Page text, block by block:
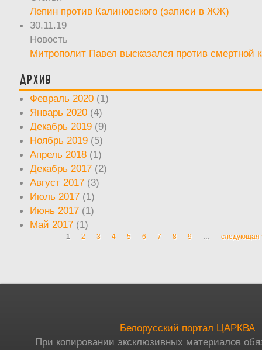
Лепин против Калиновского (записи в ЖЖ)
30.11.19
Новость
Митрополит Павел высказался против смертной
Архив
Февраль 2020 (1)
Январь 2020 (4)
Декабрь 2019 (9)
Ноябрь 2019 (5)
Апрель 2018 (1)
Декабрь 2017 (2)
Август 2017 (3)
Июль 2017 (1)
Июнь 2017 (1)
Май 2017 (1)
Страницы
1 2 3 4 5 6 7 8 9 … следующая
Белорусский портал ЦАРКВА
При копировании эксклюзивных материалов